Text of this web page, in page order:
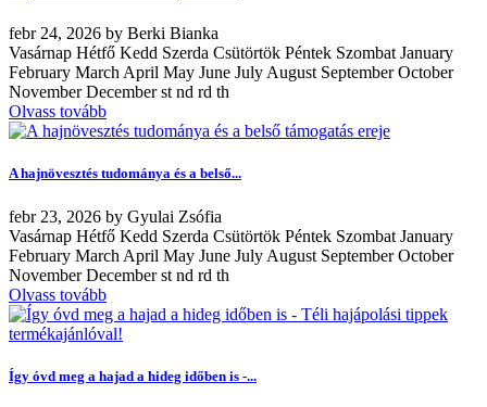
febr 24, 2026 by Berki Bianka
Vasárnap Hétfő Kedd Szerda Csütörtök Péntek Szombat January
February March April May June July August September October
November December st nd rd th
Olvass tovább
A hajnövesztés tudománya és a belső...
febr 23, 2026 by Gyulai Zsófia
Vasárnap Hétfő Kedd Szerda Csütörtök Péntek Szombat January
February March April May June July August September October
November December st nd rd th
Olvass tovább
Így óvd meg a hajad a hideg időben is -...